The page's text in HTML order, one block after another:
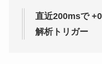
直近200msで
解析トリガー